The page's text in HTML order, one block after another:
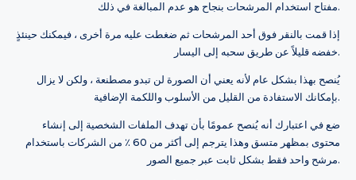
مفتاح استخدام المرشحات بنجاح هو عدم المبالغة في ذلك.
إذا قمت بالنقر فوق أحد المرشحات ثم ضغطت عليه مرة أخرى ، فيمكنك حينئذٍ
خفضه قليلاً عن طريق سحبه إلى اليسار.
يُنصح بهذا بشكل عام لأنه يعني أن الصورة لن تبدو مصطنعة ، ولكن لا يزال
بإمكانك الاستفادة من القليل من الأسلوب واللكمة الإضافية.
ضع في اعتبارك أنه يُنصح عمومًا بأن تهدف الملفات الشخصية إلى إنشاء
محتوى بمظهر متسق وهذا يترجم إلى أكثر من 60 ٪ من الشركات باستخدام
مرشح واحد فقط بشكل ثابت عبر جميع الصور.